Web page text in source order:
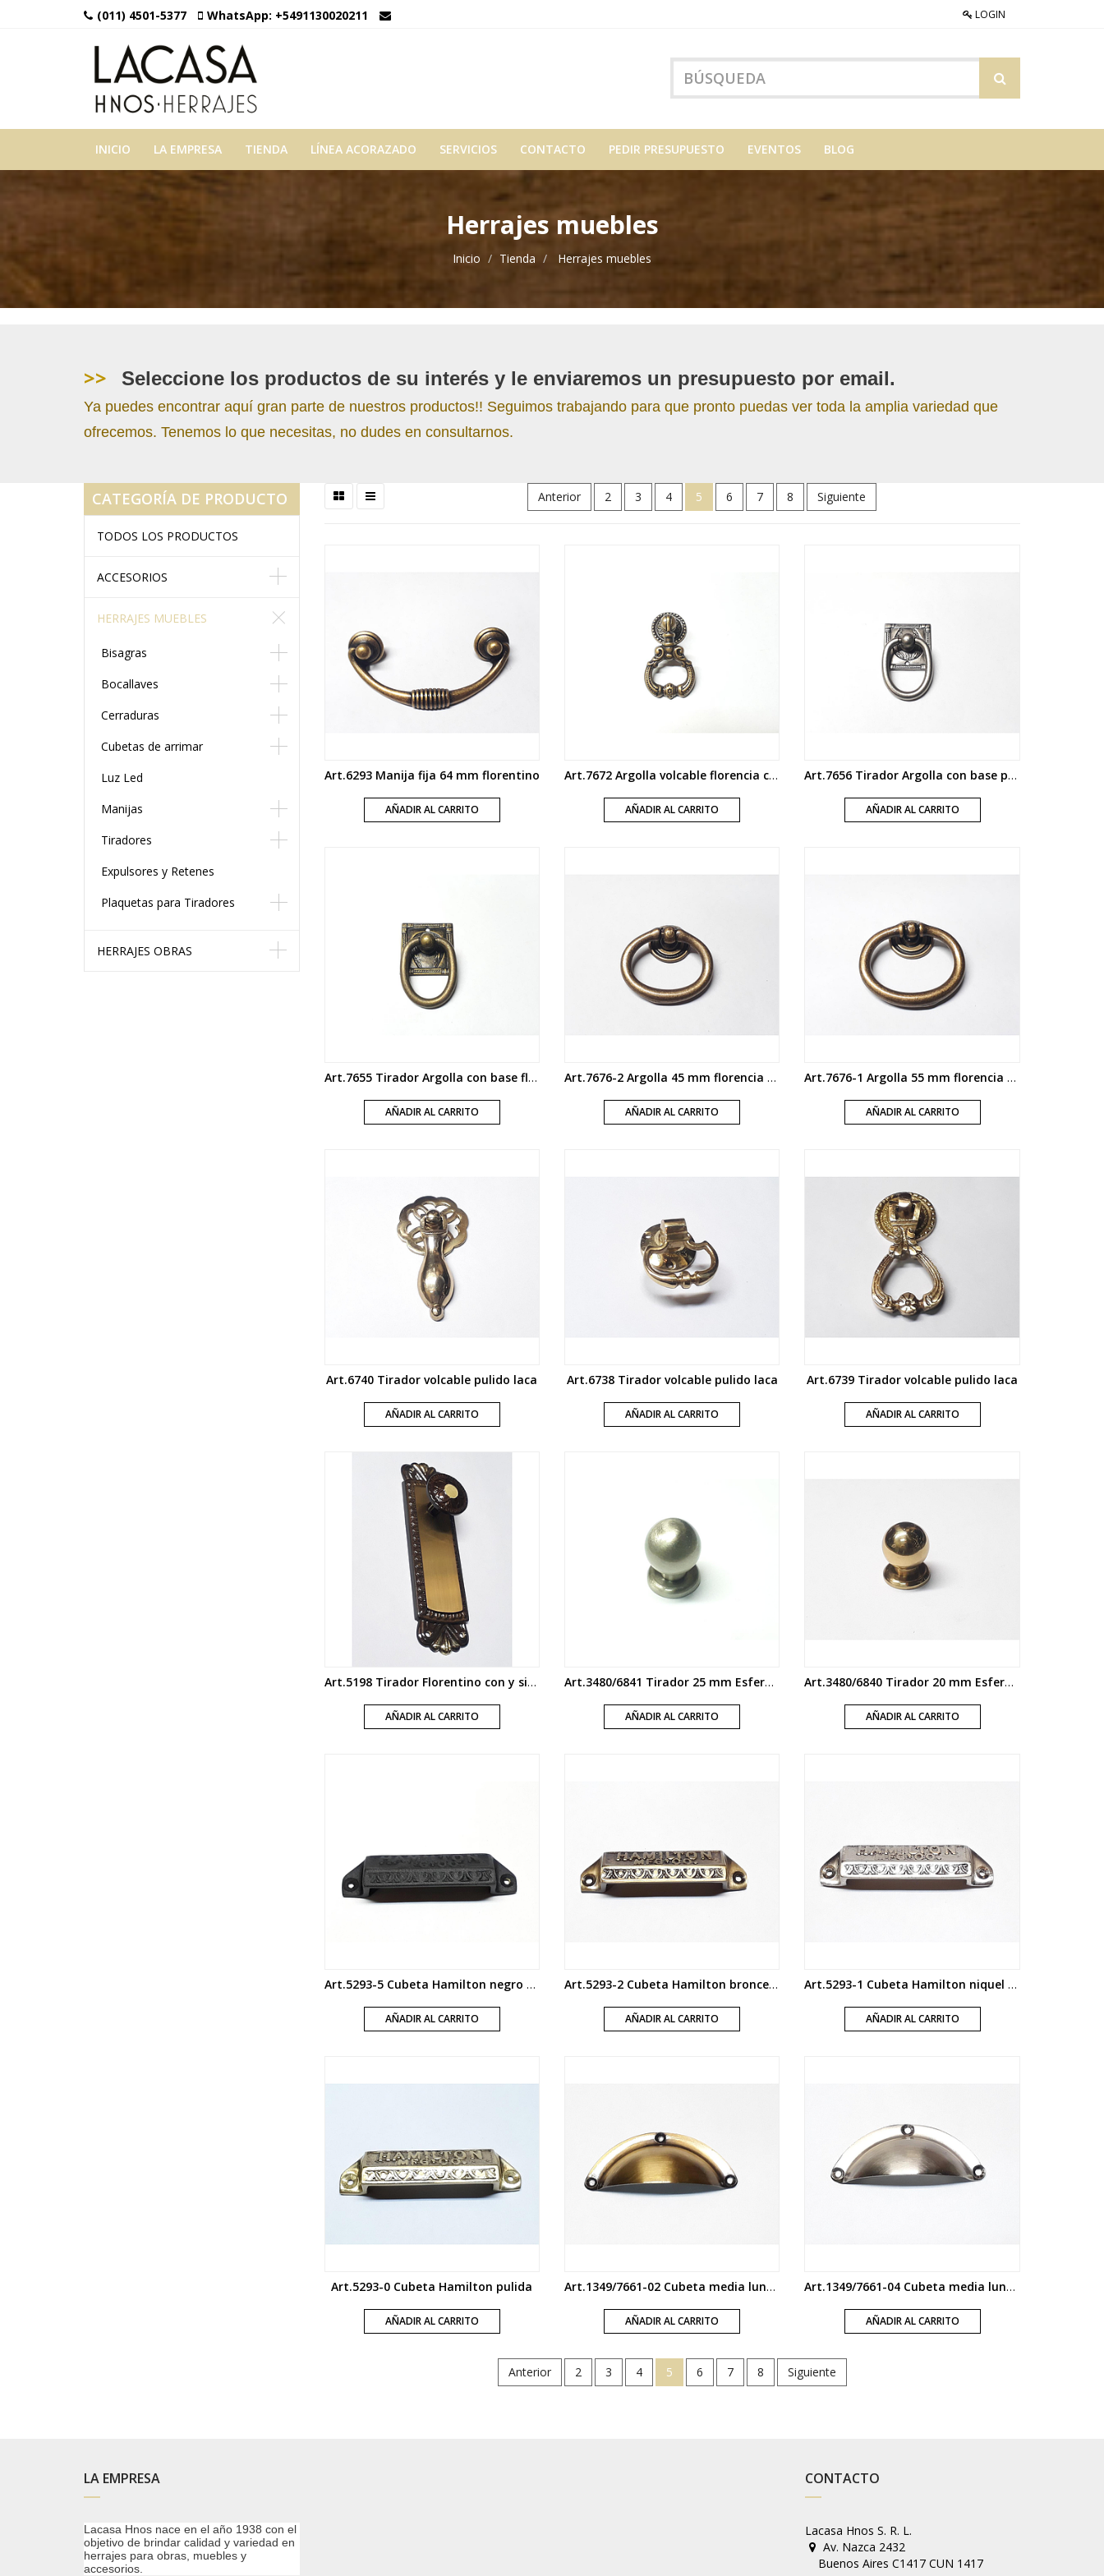
(011) 4501-5377 WhatsApp: +5491130020211 LOGIN
INICIO LA EMPRESA TIENDA LÍNEA ACORAZADO SERVICIOS CONTACTO PEDIR PRESUPUESTO EVENTOS BLOG
Herrajes muebles
Inicio Tienda Herrajes muebles
>> Seleccione los productos de su interés y le enviaremos un presupuesto por email.
Ya puedes encontrar aquí gran parte de nuestros productos!! Seguimos trabajando para que pronto puedas ver toda la amplia variedad que
ofrecemos. Tenemos lo que necesitas, no dudes en consultarnos.
CATEGORÍA DE PRODUCTO
TODOS LOS PRODUCTOS
ACCESORIOS
HERRAJES MUEBLES
Bisagras
Bocallaves
Cerraduras
Cubetas de arrimar
Luz Led
Manijas
Tiradores
Expulsores y Retenes
Plaquetas para Tiradores
HERRAJES OBRAS
Anterior 2 3 4 5 6 7 8 Siguiente
Art.6293 Manija fija 64 mm florentino
AÑADIR AL CARRITO
Art.7672 Argolla volcable florencia con roseta
AÑADIR AL CARRITO
Art.7656 Tirador Argolla con base platil satinado
AÑADIR AL CARRITO
Art.7655 Tirador Argolla con base florentino
AÑADIR AL CARRITO
Art.7676-2 Argolla 45 mm florencia volcable con roseta
AÑADIR AL CARRITO
Art.7676-1 Argolla 55 mm florencia volcable con roseta
AÑADIR AL CARRITO
Art.6740 Tirador volcable pulido laca
AÑADIR AL CARRITO
Art.6738 Tirador volcable pulido laca
AÑADIR AL CARRITO
Art.6739 Tirador volcable pulido laca
AÑADIR AL CARRITO
Art.5198 Tirador Florentino con y sin boca con plaqueta
AÑADIR AL CARRITO
Art.3480/6841 Tirador 25 mm Esfera con base acabados varios bronce
AÑADIR AL CARRITO
Art.3480/6840 Tirador 20 mm Esfera con base acabados varios bronce
AÑADIR AL CARRITO
Art.5293-5 Cubeta Hamilton negro mate
AÑADIR AL CARRITO
Art.5293-2 Cubeta Hamilton bronce viejo
AÑADIR AL CARRITO
Art.5293-1 Cubeta Hamilton niquel mate
AÑADIR AL CARRITO
Art.5293-0 Cubeta Hamilton pulida
AÑADIR AL CARRITO
Art.1349/7661-02 Cubeta media luna bronce viejo
AÑADIR AL CARRITO
Art.1349/7661-04 Cubeta media luna niquel mate
AÑADIR AL CARRITO
Anterior 2 3 4 5 6 7 8 Siguiente
LA EMPRESA
Lacasa Hnos nace en el año 1938 con el
objetivo de brindar calidad y variedad en
herrajes para obras, muebles y
accesorios.
CONTACTO
Lacasa Hnos S. R. L.
Av. Nazca 2432
Buenos Aires C1417 CUN 1417